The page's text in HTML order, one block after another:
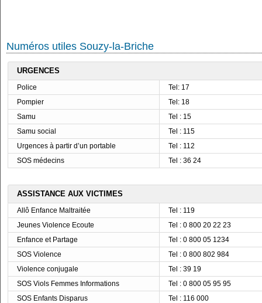
Numéros utiles Souzy-la-Briche
URGENCES
Police
Tel: 17
Pompier
Tel: 18
Samu
Tel : 15
Samu social
Tel : 115
Urgences à partir d’un portable
Tel : 112
SOS médecins
Tel : 36 24
ASSISTANCE AUX VICTIMES
Allô Enfance Maltraitée
Tel : 119
Jeunes Violence Ecoute
Tel : 0 800 20 22 23
Enfance et Partage
Tel : 0 800 05 1234
SOS Violence
Tel : 0 800 802 984
Violence conjugale
Tel : 39 19
SOS Viols Femmes Informations
Tel : 0 800 05 95 95
SOS Enfants Disparus
Tel : 116 000